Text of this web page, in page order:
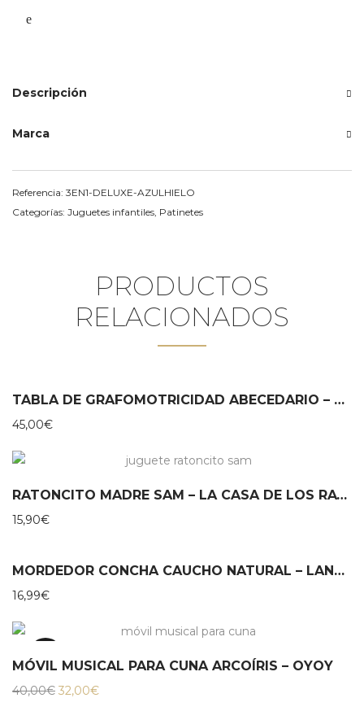
Descripción
Marca
Referencia: 3EN1-DELUXE-AZULHIELO
Categorías: Juguetes infantiles Patinetes
PRODUCTOS
RELACIONADOS
TABLA DE GRAFOMOTRICIDAD ABECEDARIO – MIROOMI
45,00€
RATONCITO MADRE SAM – LA CASA DE LOS RATONES
15,90€
MORDEDOR CONCHA CAUCHO NATURAL – LANCO
16,99€
MÓVIL MUSICAL PARA CUNA ARCOÍRIS – OYOY
40,00€ El
32,00€El